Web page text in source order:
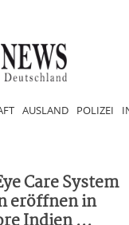
AUSLAND POLIZEI
Care System
eröffnen in